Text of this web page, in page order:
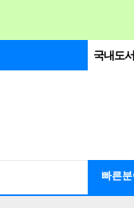
국내도서
빠른분